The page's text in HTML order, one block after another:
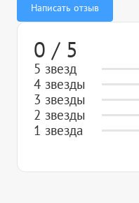
Написать отзыв
0 / 5
5 звезд
4 звезды
3 звезды
2 звезды
1 звезда